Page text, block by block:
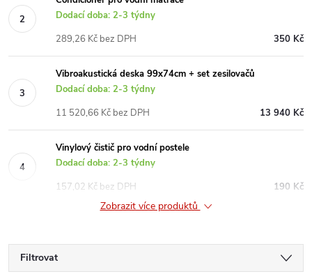
Dodací doba: 2-3 týdny
350 Kč
289,26 Kč bez DPH
Vibroakustická deska 99x74cm + set zesilovačů
Dodací doba: 2-3 týdny
13 940 Kč
11 520,66 Kč bez DPH
Vinylový čistič pro vodní postele
Dodací doba: 2-3 týdny
190 Kč
157,02 Kč bez DPH
Zobrazit více produktů
Filtrovat